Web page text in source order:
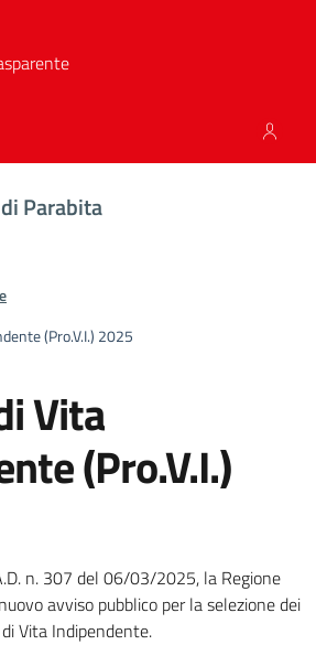
Parabita
(Pro.V.I.) 2025
Vita
(Pro.V.I.)
notizia
n. 307 del 06/03/2025, la Regione
avviso pubblico per la selezione dei
Vita Indipendente.